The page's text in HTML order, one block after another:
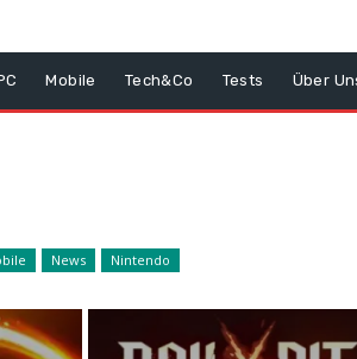
Mobile Tech&Co Tests Über
News Nintendo